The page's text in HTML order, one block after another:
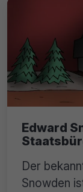
Edward
Der
Snowden